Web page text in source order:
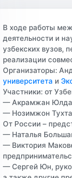
В ходе работы
деятельности и
узбекских вузов,
реализации
Организаторы:
университета и
Участники: от
— Акрамжан
— Нозимжон
От России –
— Наталья
— Виктория
— Сергей Юн,